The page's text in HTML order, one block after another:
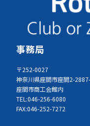
事務局
〒252-0027
神奈川県座間市座間2-
座間市商工会館内
TEL:046-256-6080
FAX:046-252-7272